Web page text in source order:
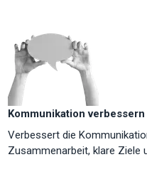
Kommunikation verbessern
Verbessert die
Zusammenarbeit, klare Ziele